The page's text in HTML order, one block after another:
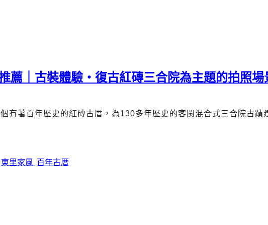
薦｜古裝體驗・復古紅磚三合院為主題的拍照場
有著百年歷史的紅磚古厝，為130多年歷史的客閩混合式三合院古蹟
東里家風 百年古厝